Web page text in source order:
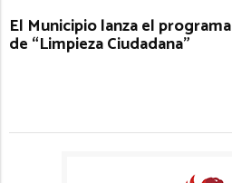
El Municipio lanza el programa
de “Limpieza Ciudadana”